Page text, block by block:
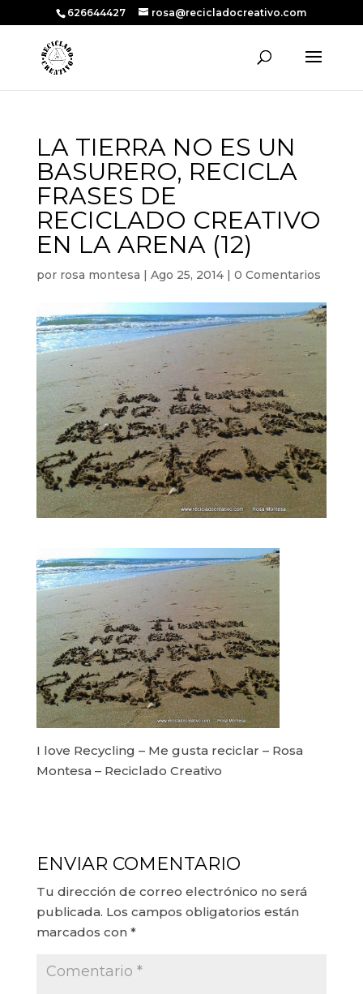
626644427 rosa@recicladocreativo.com
LA TIERRA NO ES UN
BASURERO, RECICLA
FRASES DE
RECICLADO CREATIVO
EN LA ARENA (12)
por rosa montesa | Ago 25, 2014| 0 Comentarios
I love Recycling – Me gusta reciclar – Rosa
Montesa – Reciclado Creativo
ENVIAR COMENTARIO
Tu dirección de correo electrónico no será
publicada. Los campos obligatorios están
marcados con *